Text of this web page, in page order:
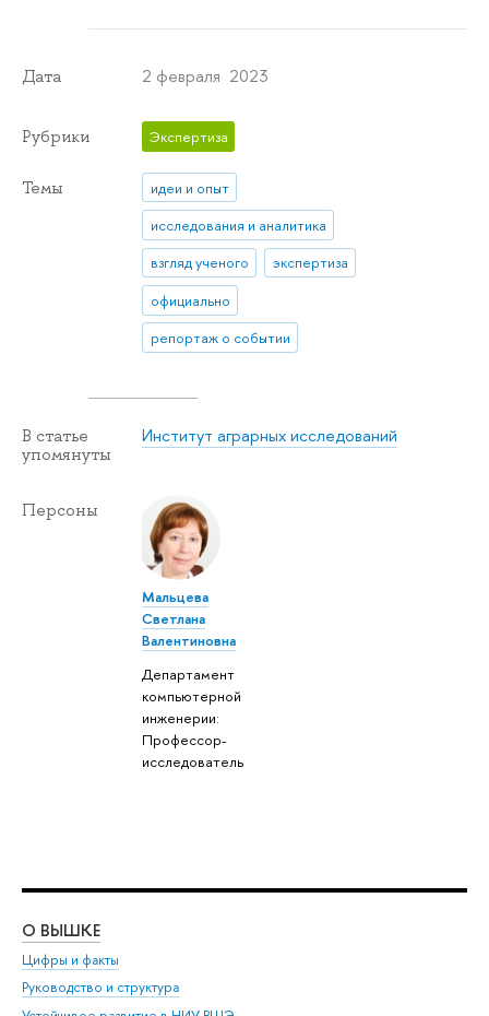
Дата 2 февраля 2023
Рубрики Экспертиза
Темы
идеи и опыт
исследования и аналитика
взгляд ученого
экспертиза
официально
репортаж о событии
В статье
упомянуты
Институт аграрных исследований
Персоны
Мальцева
Светлана
Валентиновна
Департамент
компьютерной
инженерии:
Профессор-
исследователь
О ВЫШКЕ
Цифры и факты
Руководство и структура